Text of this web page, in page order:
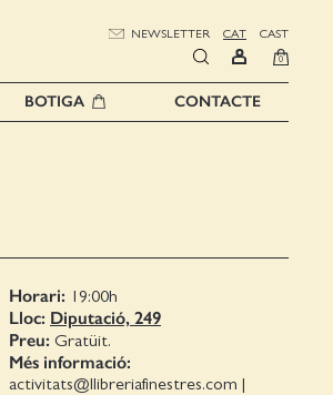
NEWSLETTER CAT CAST
0
BOTIGA CONTACTE
Horari: 19:00h
Lloc: Diputació, 249
Preu: Gratüit.
Més informació:
activitats@llibreriafinestres.com |